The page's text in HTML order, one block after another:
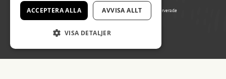
© Copyright 2026 Ölands Skördefest, alla rättigheter reserverade
Producerad av Gota Media Brand Studio
ACCEPTERA ALLA AVVISA ALLT
VISA DETALJER